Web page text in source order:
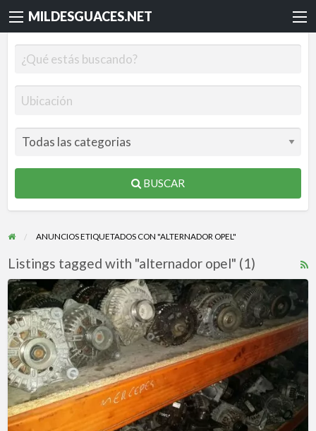
MILDESGUACES.NET
BUSCAR
ANUNCIOS ETIQUETADOS CON "ALTERNADOR OPEL"
Listings tagged with "alternador opel" (1)
ALTERNADORES
para
Opel
Astra,
Corsa,
ford
ka,
renault